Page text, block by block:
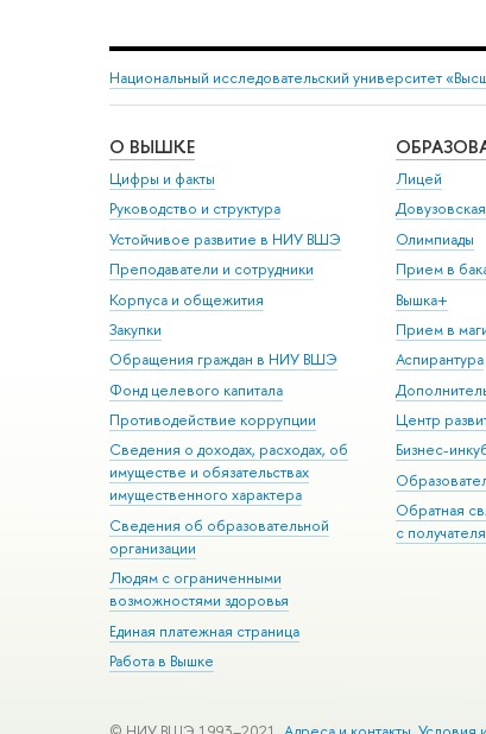
Национальный исследовательский университет
О ВЫШКЕ
Цифры и факты
Руководство и структура
Устойчивое развитие в НИУ ВШЭ
Преподаватели и сотрудники
Корпуса и общежития
Закупки
Обращения граждан в НИУ ВШЭ
Фонд целевого капитала
Противодействие коррупции
Сведения о доходах, расходах, об
имуществе и обязательствах
имущественного характера
Сведения об образовательной
организации
Людям с ограниченными
возможностями здоровья
Единая платежная страница
Работа в Вышке
Лицей
Олимпиады
Прием в
Вышка+
Прием в
Аспирантура
Центр
Бизнес-
Обратная
с